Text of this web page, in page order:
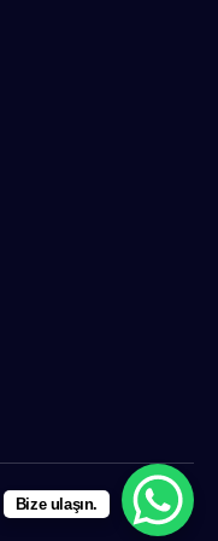
Bize ulaşın.